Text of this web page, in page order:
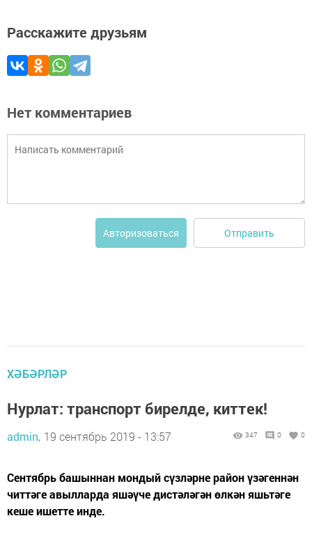
Расскажите друзьям
Нет комментариев
Авторизоваться Отправить
ХӘБӘРЛӘР
Нурлат: транспорт бирелде, киттек!
admin, 19 сентябрь 2019 - 13:57 347 0 0
Сентябрь башыннан мондый сүзләрне район үзәгеннән
читтәге авылларда яшәүче дистәләгән өлкән яшьтәге
кеше ишетте инде.